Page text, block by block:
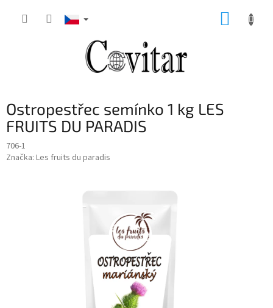
Ostropestřec semínko 1 kg LES
FRUITS DU PARADIS
706-1
Značka: Les fruits du paradis